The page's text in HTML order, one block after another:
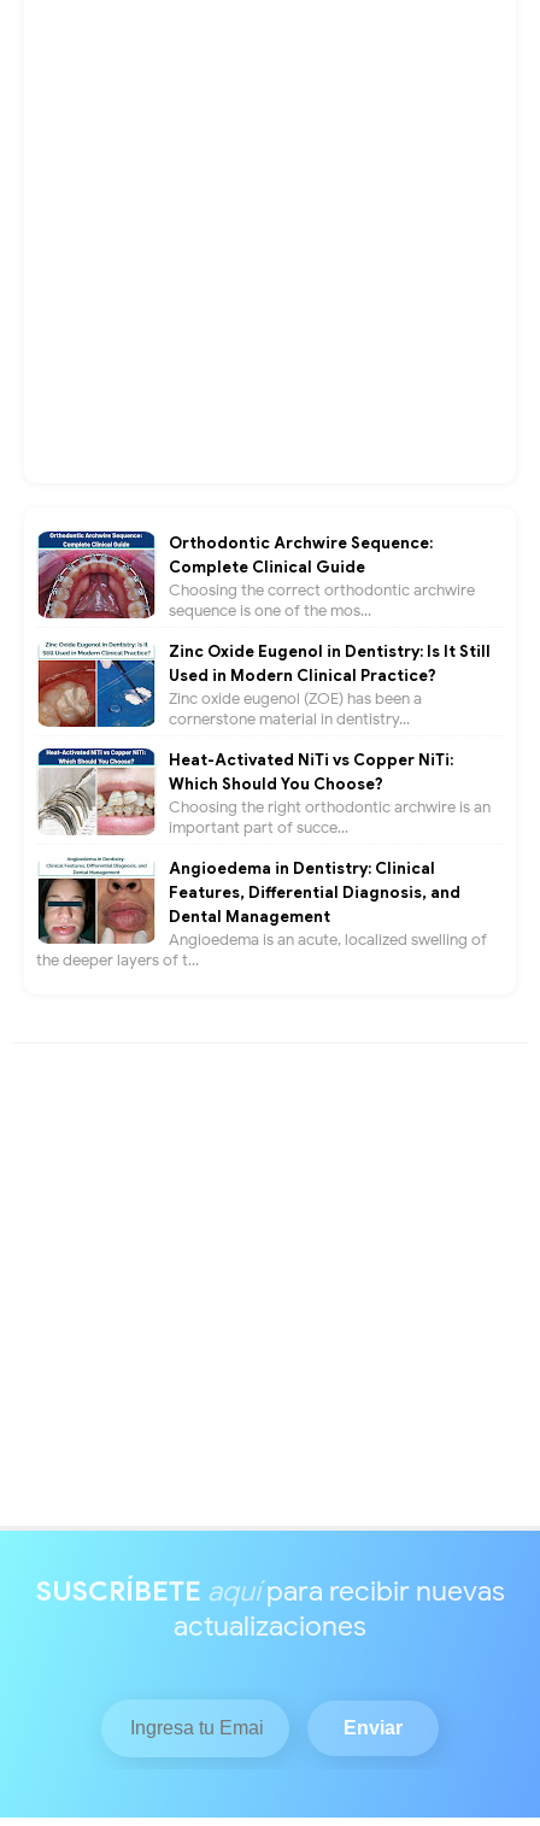
Orthodontic Archwire Sequence:
Complete Clinical Guide
Choosing the correct orthodontic archwire
sequence is one of the mos...
Zinc Oxide Eugenol in Dentistry: Is It Still
Used in Modern Clinical Practice?
Zinc oxide eugenol (ZOE) has been a
cornerstone material in dentistry...
Heat-Activated NiTi vs Copper NiTi:
Which Should You Choose?
Choosing the right orthodontic archwire is an
important part of succe...
Angioedema in Dentistry: Clinical
Features, Differential Diagnosis, and
Dental Management
Angioedema is an acute, localized swelling of
the deeper layers of t...
SUSCRÍBETE aquípara recibir nuevas
actualizaciones